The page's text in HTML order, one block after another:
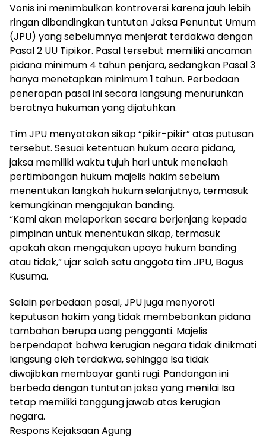
Vonis ini menimbulkan kontroversi karena jauh lebih
ringan dibandingkan tuntutan Jaksa Penuntut Umum
(JPU) yang sebelumnya menjerat terdakwa dengan
Pasal 2 UU Tipikor. Pasal tersebut memiliki ancaman
pidana minimum 4 tahun penjara, sedangkan Pasal 3
hanya menetapkan minimum 1 tahun. Perbedaan
penerapan pasal ini secara langsung menurunkan
beratnya hukuman yang dijatuhkan.
Tim JPU menyatakan sikap “pikir-pikir” atas putusan
tersebut. Sesuai ketentuan hukum acara pidana,
jaksa memiliki waktu tujuh hari untuk menelaah
pertimbangan hukum majelis hakim sebelum
menentukan langkah hukum selanjutnya, termasuk
kemungkinan mengajukan banding.
“Kami akan melaporkan secara berjenjang kepada
pimpinan untuk menentukan sikap, termasuk
apakah akan mengajukan upaya hukum banding
atau tidak,” ujar salah satu anggota tim JPU, Bagus
Kusuma.
Selain perbedaan pasal, JPU juga menyoroti
keputusan hakim yang tidak membebankan pidana
tambahan berupa uang pengganti. Majelis
berpendapat bahwa kerugian negara tidak dinikmati
langsung oleh terdakwa, sehingga Isa tidak
diwajibkan membayar ganti rugi. Pandangan ini
berbeda dengan tuntutan jaksa yang menilai Isa
tetap memiliki tanggung jawab atas kerugian
negara.
Respons Kejaksaan Agung